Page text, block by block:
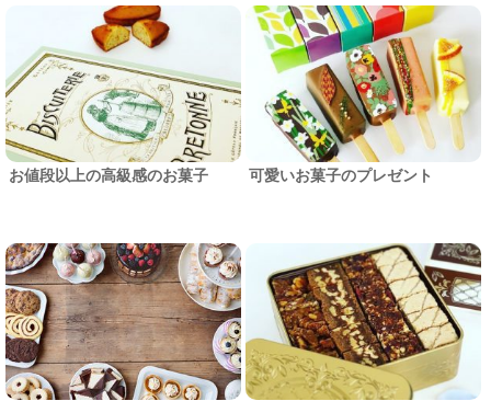
お値段以上の高級感のお菓子 可愛いお菓子のプレゼント